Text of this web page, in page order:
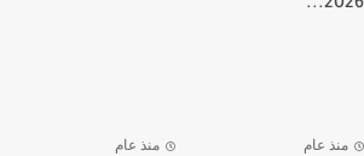
عام منذ عام